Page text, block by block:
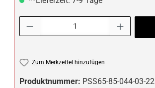
Zum Merkzettel hinzufügen
Produktnummer: PSS65-85-044-03-22